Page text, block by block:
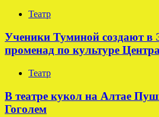
Театр
Ученики Туминой создают в
променад по культуре
Театр
В театре кукол на Алтае
Гоголем